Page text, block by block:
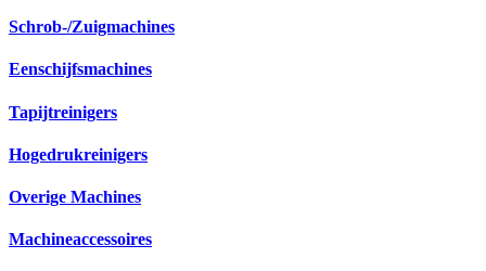
Schrob-/Zuigmachines
Eenschijfsmachines
Tapijtreinigers
Hogedrukreinigers
Overige Machines
Machineaccessoires